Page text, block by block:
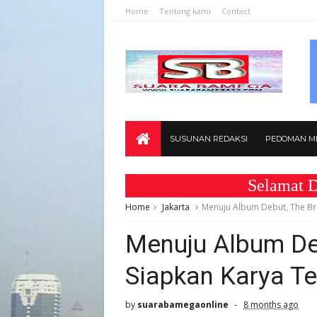
Home Tentang kami Contact
SUSUNAN REDAKSI PEDOMAN
Selamat Datang
Home Jakarta Menuju Album Debut, The
Menuju Album
Siapkan Karya
by suarabamegaonline 8 months ago